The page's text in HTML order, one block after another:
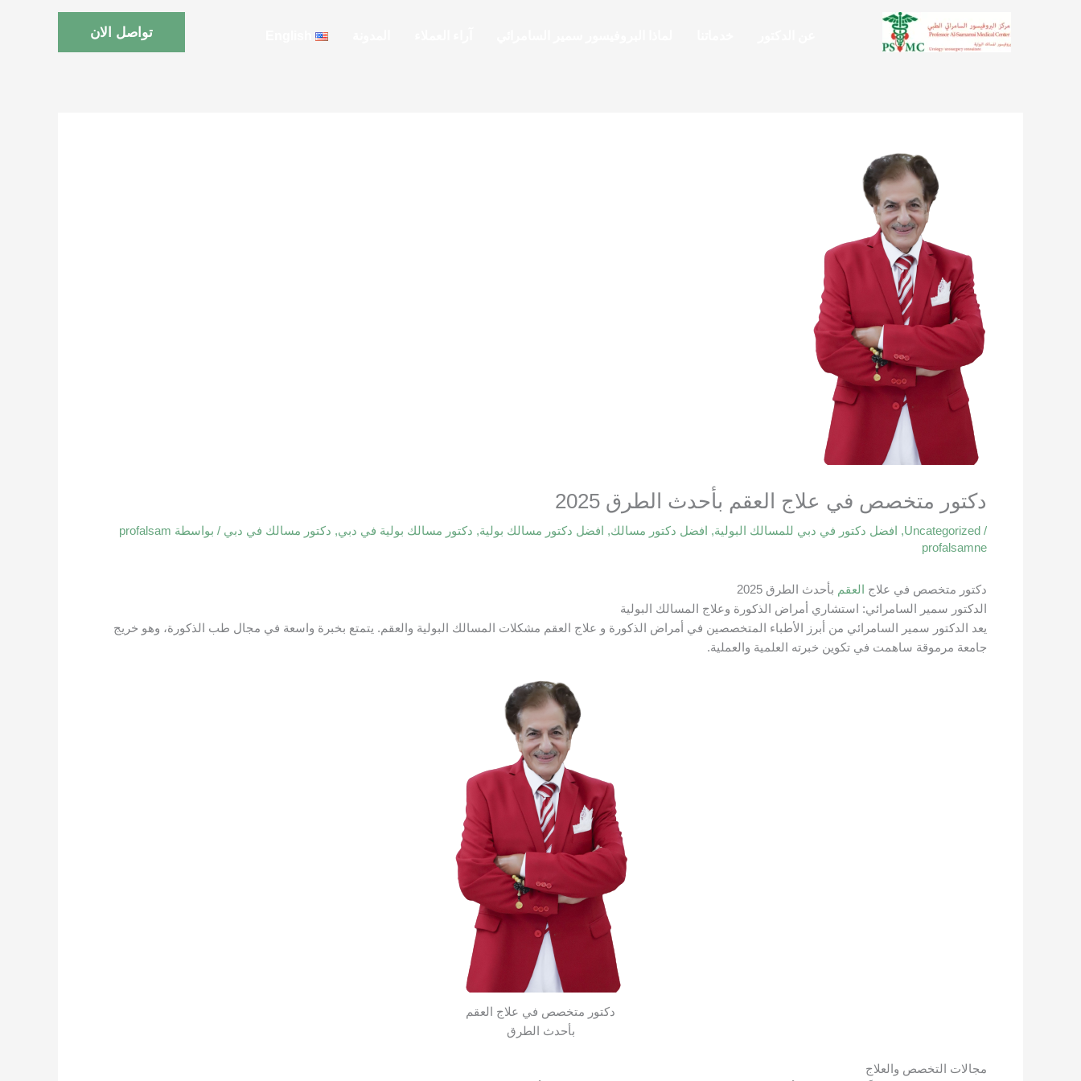
تواصل الان
دكتور متخصص في علاج العقم بأحدث الطرق 2025
/
Uncategorized
, افضل دكتور في دبي للمسالك البولية, افضل دكتور مسالك, افضل دكتور مسالك بولية, دكتور مسالك بولية في دبي, دكتور مسالك في دبي / بواسطة profalsam
profalsamne
دكتور متخصص في علاج العقم بأحدث الطرق 2025
الدكتور سمير السامرائي: استشاري أمراض الذكورة وعلاج المسالك البولية
يعد الدكتور سمير السامرائي من أبرز الأطباء المتخصصين في أمراض الذكورة و علاج العقم مشكلات المسالك البولية والعقم. يتمتع بخبرة واسعة في مجال طب الذكورة، وهو خريج
جامعة مرموقة ساهمت في تكوين خبرته العلمية والعملية.
دكتور متخصص في علاج العقم
بأحدث الطرق
مجالات التخصص والعلاج